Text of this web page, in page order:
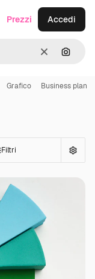
CancellaCerca
Prezzi Accedi
Grafico Business plan
Filtri